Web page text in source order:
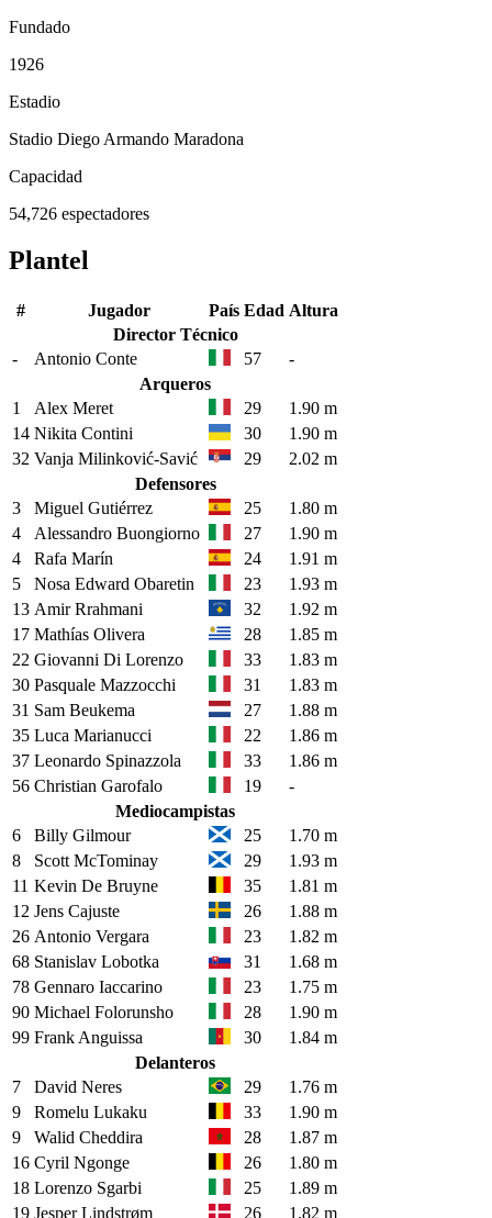
Fundado
1926
Estadio
Stadio Diego Armando Maradona
Capacidad
54,726 espectadores
Plantel
# Jugador País Edad Altura
Director Técnico
-
Antonio Conte 57
-
Arqueros
1
Alex Meret 29
1.90 m
14 Nikita Contini 30
1.90 m
32 Vanja Milinković-Savić 29
2.02 m
Defensores
3
Miguel Gutiérrez 25
1.80 m
4
Alessandro Buongiorno 27
1.90 m
4
Rafa Marín 24
1.91 m
5
Nosa Edward Obaretin 23
1.93 m
13 Amir Rrahmani 32
1.92 m
17 Mathías Olivera 28
1.85 m
22 Giovanni Di Lorenzo 33
1.83 m
30 Pasquale Mazzocchi 31
1.83 m
31 Sam Beukema 27
1.88 m
35 Luca Marianucci 22
1.86 m
37 Leonardo Spinazzola 33
1.86 m
56 Christian Garofalo 19
-
Mediocampistas
6
Billy Gilmour 25
1.70 m
8
Scott McTominay 29
1.93 m
11 Kevin De Bruyne 35
1.81 m
12 Jens Cajuste 26
1.88 m
26 Antonio Vergara 23
1.82 m
68 Stanislav Lobotka 31
1.68 m
78 Gennaro Iaccarino 23
1.75 m
90 Michael Folorunsho 28
1.90 m
99 Frank Anguissa 30
1.84 m
Delanteros
7
David Neres 29
1.76 m
9
Romelu Lukaku 33
1.90 m
9
Walid Cheddira 28
1.87 m
16 Cyril Ngonge 26
1.80 m
18 Lorenzo Sgarbi 25
1.89 m
19 Jesper Lindstrøm 26 1.82 m